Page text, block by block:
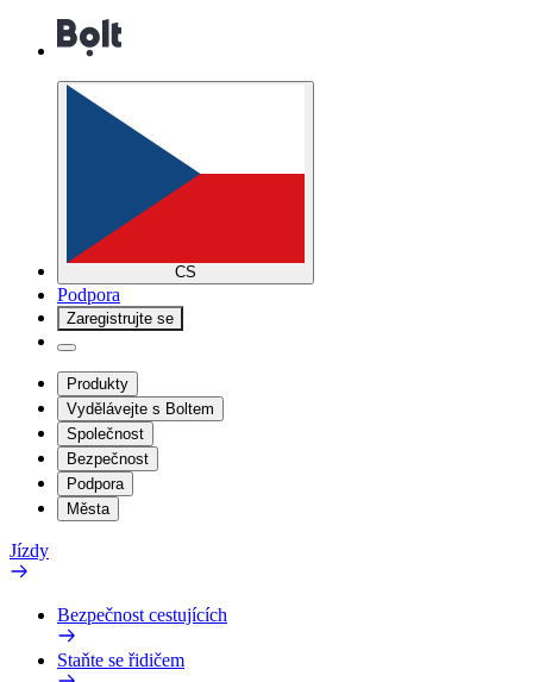
CS
Podpora
Zaregistrujte se
Produkty
Vydělávejte s Boltem
Společnost
Bezpečnost
Podpora
Města
Jízdy
Bezpečnost cestujících
Staňte se řidičem